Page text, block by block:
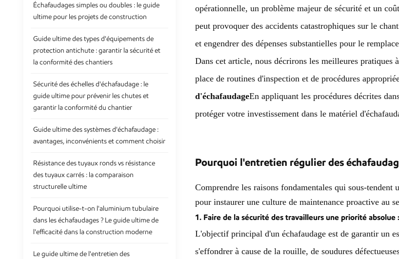
opérationnelle, un problème majeur de sécurité et un
peut provoquer des accidents catastrophiques sur le
et engendrer des dépenses substantielles pour le
Dans cet article, nous décrirons les meilleures
place de routines d'inspection et de procédures
d'échafaudageEn appliquant les procédures décrites
protéger votre investissement dans le matériel
Pourquoi l'entretien régulier des
Comprendre les raisons fondamentales qui sous-tendent
pour instaurer une culture de maintenance proactive au
1. Faire de la sécurité des travailleurs une priorité absolue :
L'objectif principal d'un échafaudage est de garantir un
s'effondrer à cause de la rouille, de soudures
Échafaudages simples ou doubles : le guide
ultime pour les projets de construction
Guide ultime des types d'équipements de
protection antichute : garantir la sécurité et
la conformité des chantiers
Sécurité des échelles d'échafaudage : le
guide ultime pour prévenir les chutes et
garantir la conformité du chantier
Guide ultime des systèmes d'échafaudage :
avantages, inconvénients et comment choisir
Résistance des tuyaux ronds vs résistance
des tuyaux carrés : la comparaison
structurelle ultime
Pourquoi utilise-t-on l'aluminium tubulaire
dans les échafaudages ? Le guide ultime de
l'efficacité dans la construction moderne
Le guide ultime de l'entretien des